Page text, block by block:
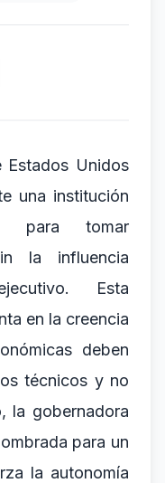
Estados Unidos
una institución
para tomar
la influencia
Esta
en la creencia
deben
técnicos y no
la gobernadora
para un
la autonomía